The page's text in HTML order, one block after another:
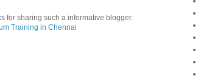
for sharing such a informative blogger.
Training in Chennai